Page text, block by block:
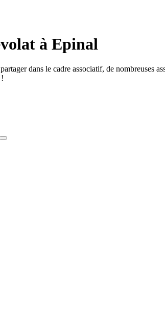
à Epinal
dans le cadre associatif, de nombreuses